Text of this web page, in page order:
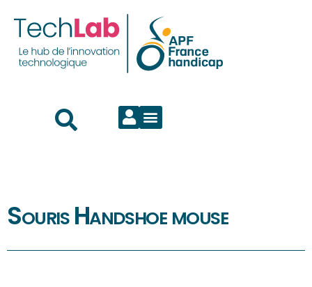
Souris Handshoe mouse